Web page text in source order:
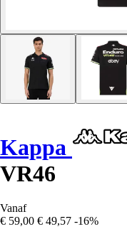
Kappa
VR46
Vanaf
€ 59,00 € 49,57 -16%